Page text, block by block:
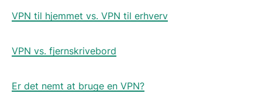
VPN til hjemmet vs. VPN til erhverv
VPN vs. fjernskrivebord
Er det nemt at bruge en VPN?